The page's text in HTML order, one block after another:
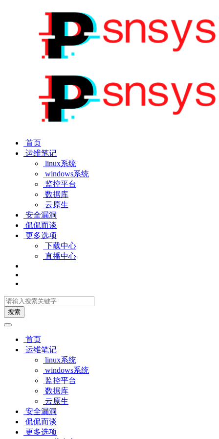
首页
运维笔记
linux系统
windows系统
监控平台
数据库
云原生
安全漏洞
侃侃而谈
更多选项
下载中心
直播中心
搜索
首页
运维笔记
linux系统
windows系统
监控平台
数据库
云原生
安全漏洞
侃侃而谈
更多选项